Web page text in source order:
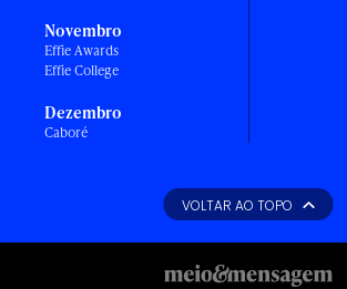
Novembro
Effie Awards
Effie College
Dezembro
Caboré
VOLTAR AO TOPO